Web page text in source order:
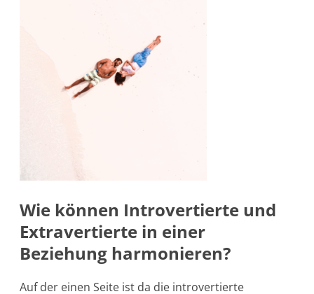
Wie können Introvertierte und
Extravertierte in einer
Beziehung harmonieren?
Auf der einen Seite ist da die introvertierte